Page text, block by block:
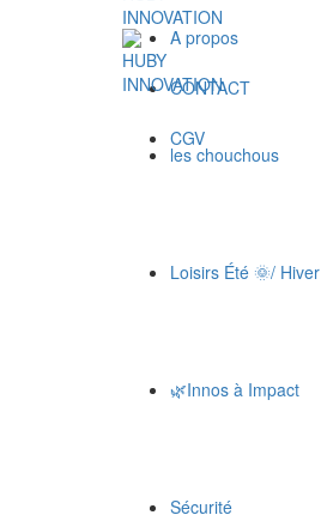
A propos
CONTACT
CGV
les chouchous
Loisirs Été 🌞/ Hiver
🌿Innos à Impact
Sécurité